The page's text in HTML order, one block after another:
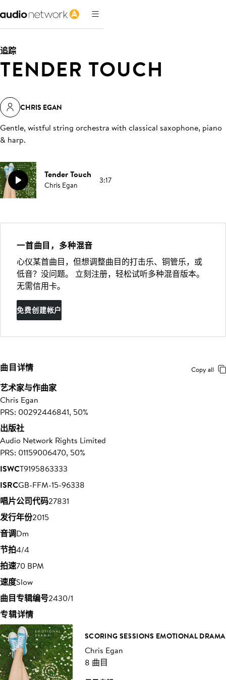
追踪
TENDER TOUCH
CHRIS EGAN
Gentle, wistful string orchestra with classical saxophone, piano
& harp.
Tender Touch
Chris Egan 3:17
一首曲目，多种混音
心仪某首曲目，但想调整曲目的打击乐、铜管乐，或
低音？没问题。 立刻注册，轻松试听多种混音版本。
无需信用卡。
免费创建帐户
曲目详情 Copy all
艺术家与作曲家
Chris Egan
PRS: 00292446841, 50%
出版社
Audio Network Rights Limited
PRS: 01159006470, 50%
ISWCT9195863333
ISRCGB-FFM-15-96338
唱片公司代码27831
发行年份2015
音调Dm
节拍4/4
拍速70 BPM
速度Slow
曲目专辑编号2430/1
专辑详情
SCORING SESSIONS EMOTIONAL DRAMA
Chris Egan
8 曲目